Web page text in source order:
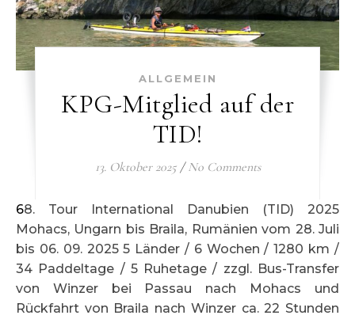
ALLGEMEIN
KPG-Mitglied auf der
TID!
13. Oktober 2025 / No Comments
68. Tour International Danubien (TID) 2025
Mohacs, Ungarn bis Braila, Rumänien vom 28. Juli
bis 06. 09. 2025 5 Länder / 6 Wochen / 1280 km /
34 Paddeltage / 5 Ruhetage / zzgl. Bus-Transfer
von Winzer bei Passau nach Mohacs und
Rückfahrt von Braila nach Winzer ca. 22 Stunden